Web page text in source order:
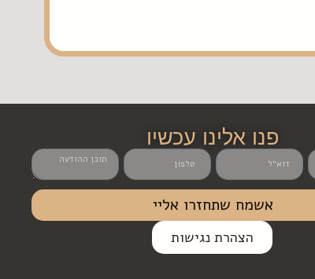
פנו אלינו עכשיו
אשמח שתחזרו אליי
הצהרת נגישות